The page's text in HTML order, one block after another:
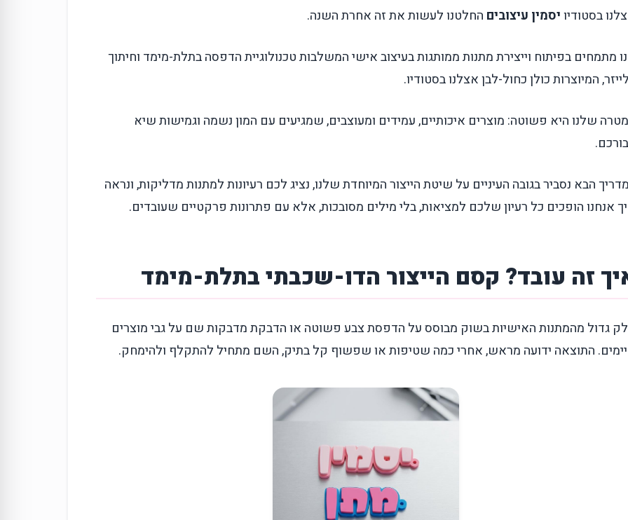
בסטודיויסמין עיצובים החלטנו לעשות את זה אחרת השנה.
מתמחים בפיתוח וייצירת מתנות ממותגות בעיצוב אישי המשלבות טכנולוגיית הדפסה בתלת-מימד וחיתוך
המיוצרות כולן כחול-לבן אצלנו בסטודיו.
שלנו היא פשוטה: מוצרים איכותיים, עמידים ומעוצבים, שמגיעים עם המון נשמה וגמישות שיא
הבא נסביר בגובה העיניים על שיטת הייצור המיוחדת שלנו, נציג לכם רעיונות למתנות מדליקות, ונראה
אנחנו הופכים כל רעיון שלכם למציאות, בלי מילים מסובכות, אלא עם פתרונות פרקטיים שעובדים.
זה עובד? קסם הייצור הדו-שכבתי בתלת-מימד
גדול מהמתנות האישיות בשוק מבוסס על הדפסת צבע פשוטה או הדבקת מדבקות שם על גבי מוצרים
התוצאה ידועה מראש, אחרי כמה שטיפות או שפשוף קל בתיק, השם מתחיל להתקלף ולהימחק.